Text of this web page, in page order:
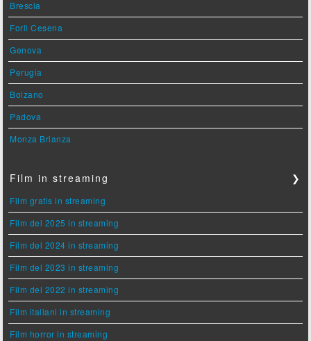
Brescia
Forlì Cesena
Genova
Perugia
Bolzano
Padova
Monza Brianza
Film in streaming ❯
Film gratis in streaming
Film del 2025 in streaming
Film del 2024 in streaming
Film del 2023 in streaming
Film del 2022 in streaming
Film italiani in streaming
Film horror in streaming